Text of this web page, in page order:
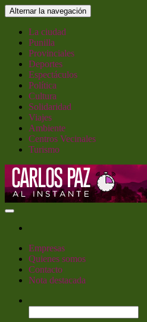
Saltar
al
contenido
Alternar la navegación
La ciudad
Punilla
Provinciales
Deportes
Espectáculos
Política
Cultura
Solidaridad
Viajes
Ambiente
Centros Vecinales
Turismo
Empresas
Quienes somos
Contacto
Nota destacada